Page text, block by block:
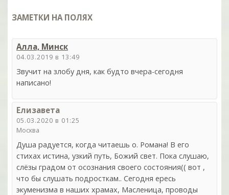
ЗАМЕТКИ НА ПОЛЯХ
Алла, Минск
04.03.2019 в 13:49
Звучит на злобу дня, как будто вчера-сегодня
написано!
Елизавета
05.03.2020 в 01:25
Москва
Душа радуется, когда читаешь о. Романа! В его
стихах истина, узкий путь, Божий свет. Пока слушаю,
слёзы градом от осознания своего состояния(( вот ,
что бы слушать подросткам.. Сегодня ересь
экуменизма в наших храмах, Масленица, проводы